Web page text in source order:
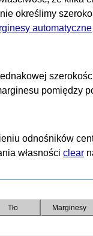
określimy
automatyczne
pomiędzy
odnośników
własności clear
Tło Marginesy